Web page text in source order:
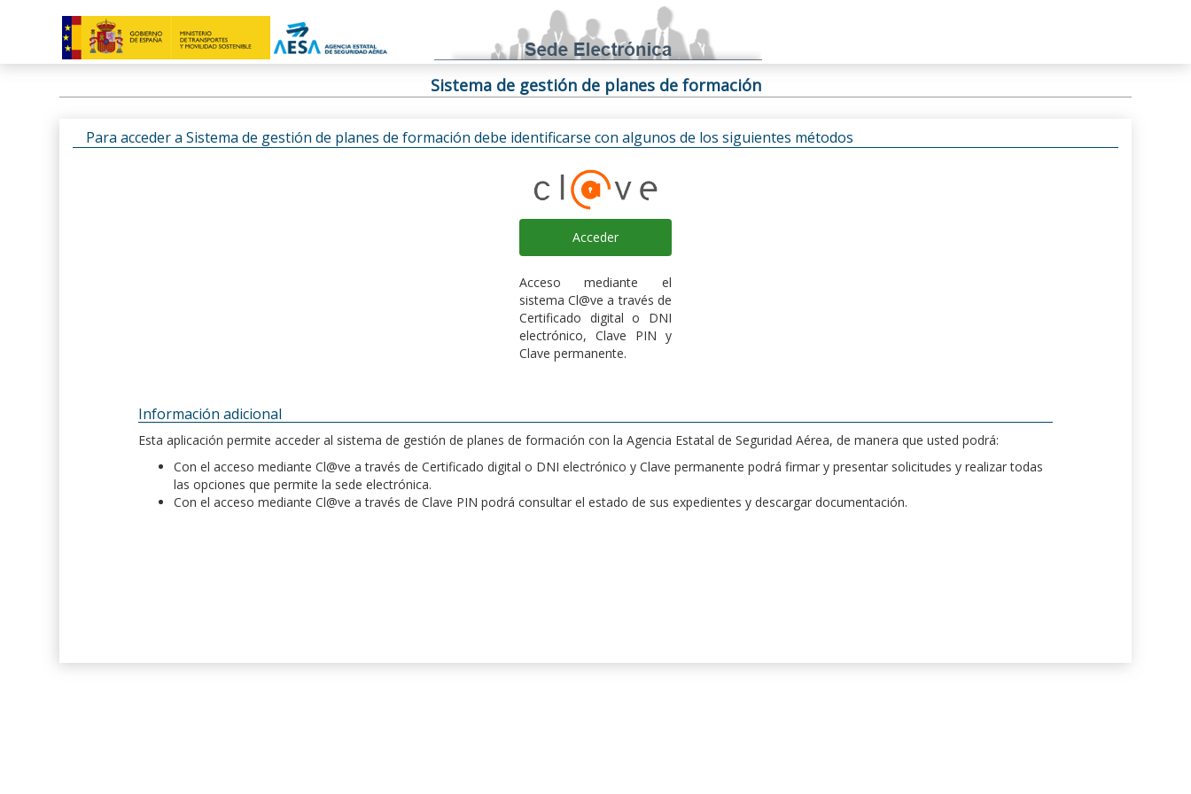
Sistema de gestión de planes de formación
Para acceder a Sistema de gestión de planes de formación debe identificarse con algunos de los siguientes métodos
Acceder
Acceso mediante el
sistema Cl@ve a través de
Certificado digital o DNI
electrónico, Clave PIN y
Clave permanente.
Información adicional
Esta aplicación permite acceder al sistema de gestión de planes de formación con la Agencia Estatal de Seguridad Aérea, de manera que usted podrá:
Con el acceso mediante Cl@ve a través de Certificado digital o DNI electrónico y Clave permanente podrá firmar y presentar solicitudes y realizar todas
las opciones que permite la sede electrónica.
Con el acceso mediante Cl@ve a través de Clave PIN podrá consultar el estado de sus expedientes y descargar documentación.